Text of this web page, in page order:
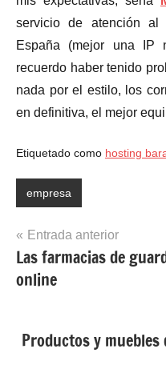
servicio de atención
España (mejor una IP
recuerdo haber tenido
nada por el estilo, los
en definitiva, el mejor
Etiquetado como hosting
empresa
Navegación
de
entradas
Entrada anterior
Las farmacias de
online
Productos y muebles